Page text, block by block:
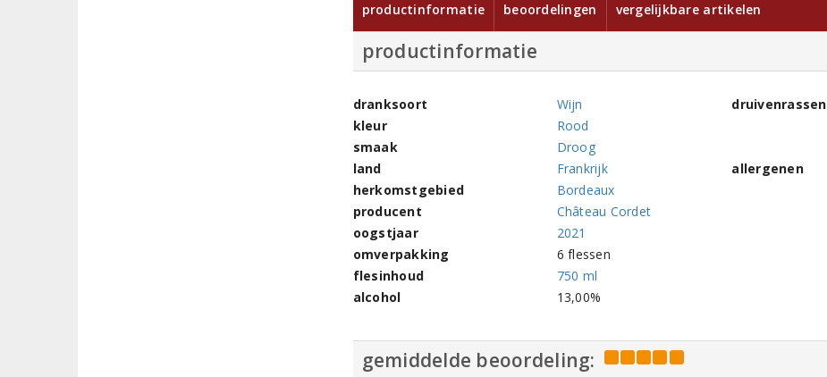
productinformatie beoordelingen vergelijkbare artikelen
productinformatie
dranksoort
Wijn
kleur
Rood
smaak
Droog
land
Frankrijk
herkomstgebied
Bordeaux
producent
Château Cordet
oogstjaar
2021
omverpakking
6 flessen
flesinhoud
750 ml
alcohol
13,00%
druivenrassen
allergenen
gemiddelde beoordeling: